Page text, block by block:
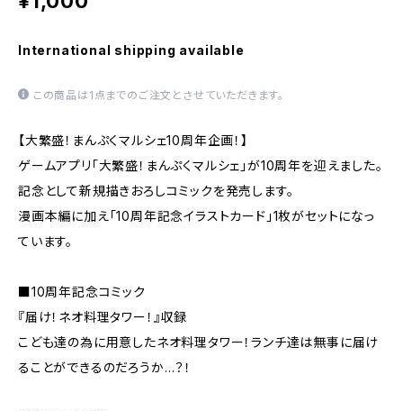
International shipping available
この商品は1点までのご注文とさせていただきます。
【大繁盛！まんぷくマルシェ10周年企画！】
ゲームアプリ「大繁盛！まんぷくマルシェ」が10周年を迎えました。
記念として新規描きおろしコミックを発売します。
漫画本編に加え「10周年記念イラストカード」1枚がセットになっ
ています。
■10周年記念コミック
『届け！ネオ料理タワー！』収録
こども達の為に用意したネオ料理タワー！ランチ達は無事に届け
ることができるのだろうか…？！